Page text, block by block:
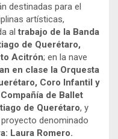
destinadas para el
artísticas,
altrabajo de la Banda
de Querétaro,
Acitrón; en la nave
en clase la Orquesta
Coro Infantil y
de Ballet
de Querétaro, y
denominado
Laura Romero.